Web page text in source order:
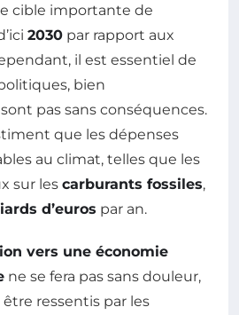
cible importante de
2030 par rapport aux
il est essentiel de
bien
pas sans conséquences.
que les dépenses
au climat, telles que les
sur les carburants fossiles,
d’euros par an.
vers une économie
ne se fera pas sans douleur,
ressentis par les